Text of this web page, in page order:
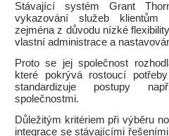
Stávající systém Grant
vykazování služeb klientům
zejména z důvodu nízké
vlastní administrace a
Proto se jej společnost
které pokrývá rostoucí
standardizuje postupy
společnostmi.
Důležitým kritériem při výběru
integrace se stávajícími